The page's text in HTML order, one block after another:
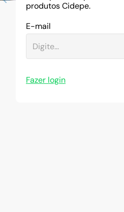
produtos Cidepe.
E-mail
Fazer login